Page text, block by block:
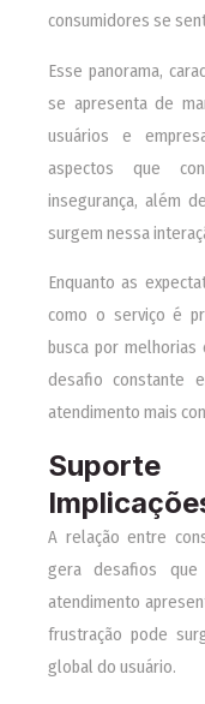
consumidores se
Esse panorama,
se apresenta de
usuários e
aspectos que
insegurança, além
surgem nessa
Enquanto as
como o serviço é
busca por
desafio constante
atendimento mais
A relação entre
gera desafios
atendimento
frustração pode
global do usuário.